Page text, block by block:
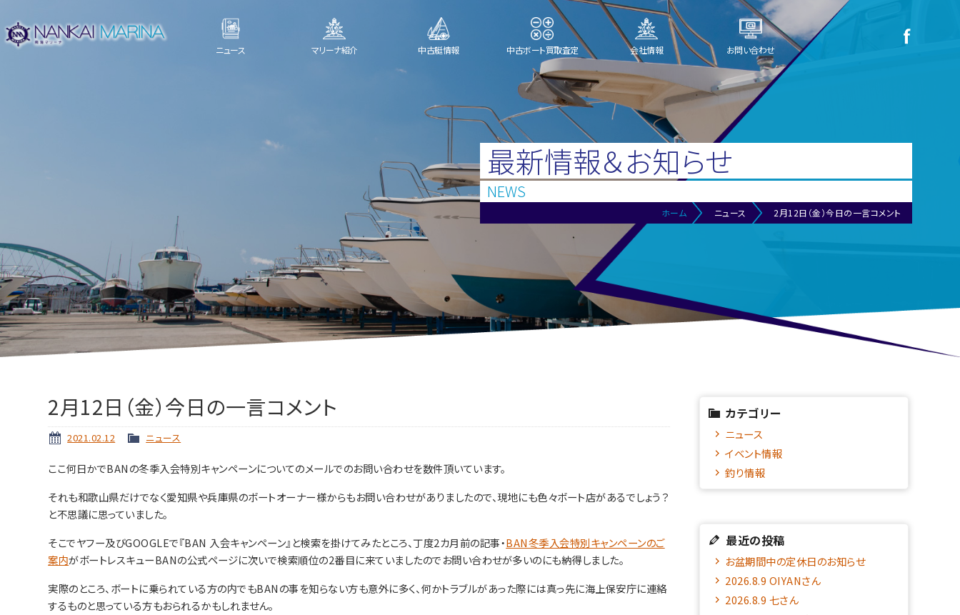
ニュース マリーナ紹介 中古艇情報 中古ボート買取査定 会社情報 お問い合わせ
最新情報＆お知らせ
NEWS
ホーム ニュース 2月12日（金）今日の一言コメント
2月12日（金）今日の一言コメント
2021.02.12 ニュース
ここ何日かでBANの冬季入会特別キャンペーンについてのメールでのお問い合わせを数件頂いています。
それも和歌山県だけでなく愛知県や兵庫県のボートオーナー様からもお問い合わせがありましたので、現地にも色々ボート店があるでしょう？
と不思議に思っていました。
そこでヤフー及びGOOGLEで『BAN 入会キャンペーン』と検索を掛けてみたところ、丁度2カ月前の記事・BAN冬季入会特別キャンペーンのご
案内がボートレスキューBANの公式ページに次いで検索順位の2番目に来ていましたのでお問い合わせが多いのにも納得しました。
実際のところ、ボートに乗られている方の内でもBANの事を知らない方も意外に多く、何かトラブルがあった際には真っ先に海上保安庁に連絡
するものと思っている方もおられるかもしれません。
カテゴリー
ニュース
イベント情報
釣り情報
最近の投稿
お盆期間中の定休日のお知らせ
2026.8.9 OIYANさん
2026.8.9 七さん